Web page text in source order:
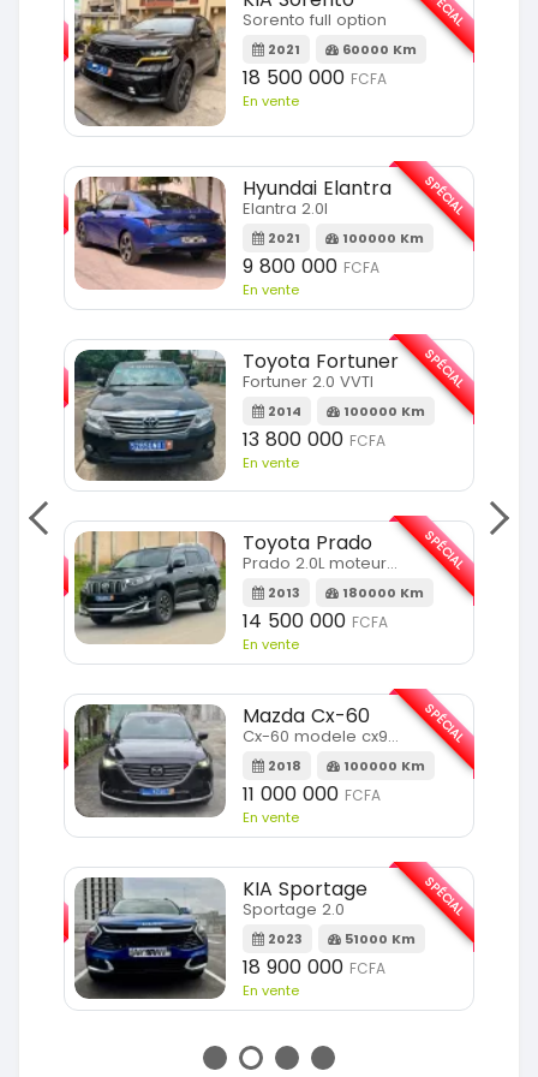
SPÉCIAL
Sorento full option
2021 60000 Km
18 500 000 FCFA
En vente
Hyundai Elantra
Elantra 2.0l
2021 100000 Km
9 800 000 FCFA
En vente
SPÉCIAL
Toyota Fortuner
Fortuner 2.0 VVTI
2014 100000 Km
13 800 000 FCFA
En vente
SPÉCIAL
Toyota Prado
Prado 2.0L moteur d4d
2013 180000 Km
14 500 000 FCFA
En vente
SPÉCIAL
Mazda Cx-60
Cx-60 modele cx9 full option
2018 100000 Km
11 000 000 FCFA
En vente
SPÉCIAL
KIA Sportage
Sportage 2.0
2023 51000 Km
18 900 000 FCFA
En vente
SPÉCIAL